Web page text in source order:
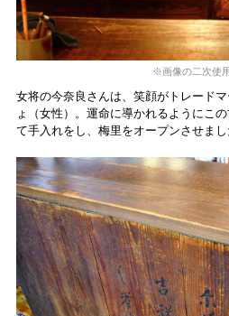
※画像の二次使
女将の今奈良さんは、笑顔がトレード
ょ（女性）。運命に導かれるようにこ
て手入れをし、梅里をオープンさせまし